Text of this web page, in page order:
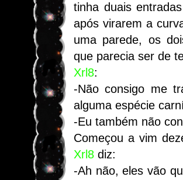
tinha duais entradas
após virarem a
uma parede, os
que parecia ser de
Xrl8:
-Não consigo me
alguma espécie
-Eu também não
Começou a vim
Xrl8 diz:
-Ah não, eles vão